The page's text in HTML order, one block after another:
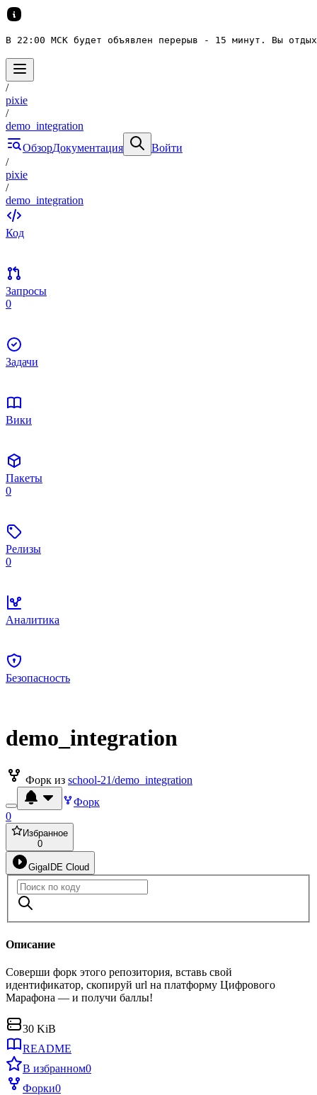
В 22:00 МСК будет объявлен перерыв - 15 минут. Вы
/
pixie
/
demo_integration
ОбзорДокументация
Войти
/
pixie
/
demo_integration
Код
Запросы
0
Задачи
Вики
Пакеты
0
Релизы
0
Аналитика
Безопасность
demo_integration
Форк из school-21/demo_integration
Форк
0
Избранное
0
GigaIDE Cloud
Описание
Соверши форк этого репозитория, вставь свой
идентификатор, скопируй url на платформу Цифрового
Марафона — и получи баллы!
30 KiB
README
В избранном0
Форки0